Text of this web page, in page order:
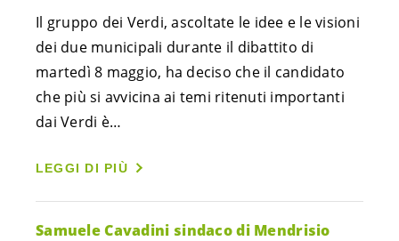
Il gruppo dei Verdi, ascoltate le idee e le visioni
dei due municipali durante il dibattito di
martedì 8 maggio, ha deciso che il candidato
che più si avvicina ai temi ritenuti importanti
dai Verdi è…
LEGGI DI PIÙ
Samuele Cavadini sindaco di Mendrisio